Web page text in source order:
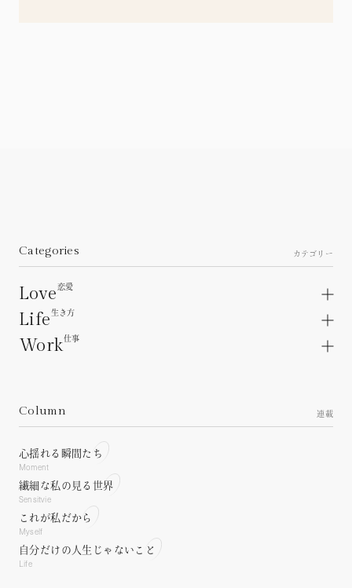
Categories カテゴリー
Love 恋愛
About a lover.
Life 生き方
Living as a woman.
Work仕事
Column 連載
心揺れる瞬間たち
Moment
繊細な私の見る世界
Sensitvie
これが私だから
Myself
自分だけの人生じゃないこと
Life